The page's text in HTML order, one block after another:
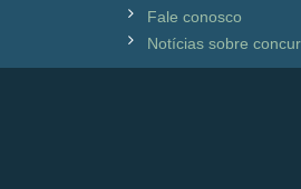
Fale conosco
Notícias sobre